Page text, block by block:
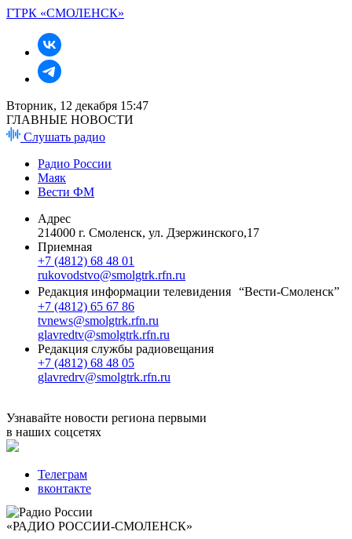
ГТРК «СМОЛЕНСК»
Вторник, 12 декабря 15:47
ГЛАВНЫЕ НОВОСТИ
Слушать радио
Радио России
Маяк
Вести ФМ
Адрес
214000 г. Смоленск, ул. Дзержинского,17
Приемная
+7 (4812) 68 48 01
rukovodstvo@smolgtrk.rfn.ru
Редакция информации телевидения “Вести-Смоленск”
+7 (4812) 65 67 86
tvnews@smolgtrk.rfn.ru
glavredtv@smolgtrk.rfn.ru
Редакция службы радиовещания
+7 (4812) 68 48 05
glavredrv@smolgtrk.rfn.ru
Узнавайте новости региона первыми
в наших соцсетях
Телеграм
вконтакте
«РАДИО РОССИИ-СМОЛЕНСК»